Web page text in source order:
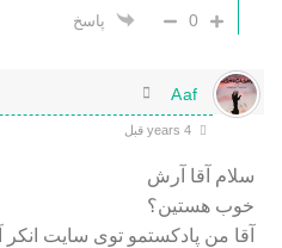
0 پاسخ
Aaf
سلام آقا آرش
خوب هستین؟
آقا من پادکستمو توی سایت انکر